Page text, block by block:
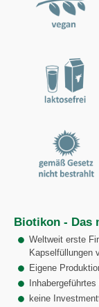
Biotikon - Das
Weltweit erste
Kapselfüllungen
Eigene
keine